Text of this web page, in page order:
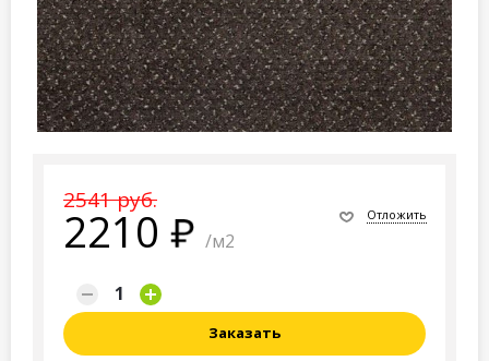
2541 руб.
2210 /м2
Отложить
Заказать